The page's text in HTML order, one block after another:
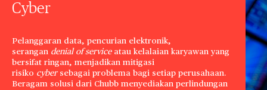
Cyber
Pelanggaran data, pencurian elektronik,
serangan denial of serviceatau kelalaian karyawan yang
bersifat ringan, menjadikan mitigasi
risiko cybersebagai problema bagi setiap perusahaan.
Beragam solusi dari Chubb menyediakan perlindungan